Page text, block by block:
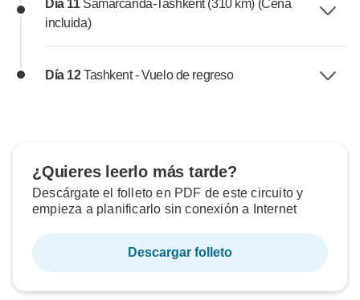
Día 11 Samarcanda-Tashkent (310 km) (Cena
incluida)
Día 12Tashkent - Vuelo de regreso
¿Quieres leerlo más tarde?
Descárgate el folleto en PDF de este circuito y
empieza a planificarlo sin conexión a Internet
Descargar folleto